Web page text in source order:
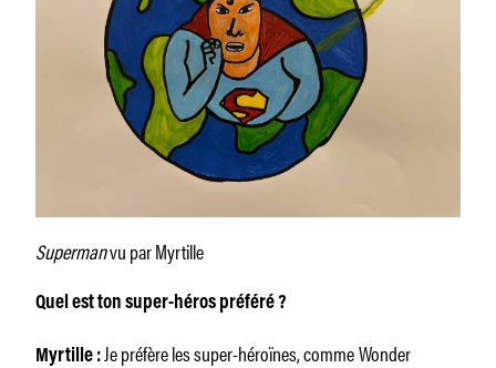
Supermanvu par Myrtille
Quel est ton super-héros préféré ?
Myrtille : Je préfère les super-héroïnes, commeWonder